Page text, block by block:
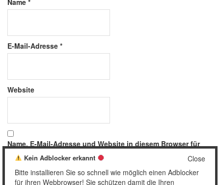
E-Mail-Adresse *
Website
Name, E-Mail-Adresse und Website in diesem Browser für
meinen nächsten Kommentar speichern.
Close
Kein Adblocker erkannt
Bitte installieren Sie so schnell wie möglich einen Adblocker
für ihren Webbrowser! Sie schützen damit die Ihren